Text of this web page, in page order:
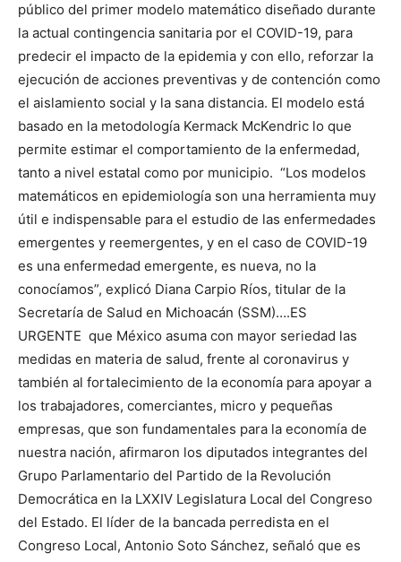
público del primer modelo matemático diseñado durante
la actual contingencia sanitaria por el COVID-19, para
predecir el impacto de la epidemia y con ello, reforzar la
ejecución de acciones preventivas y de contención como
el aislamiento social y la sana distancia. El modelo está
basado en la metodología Kermack McKendric lo que
permite estimar el comportamiento de la enfermedad,
tanto a nivel estatal como por municipio. “Los modelos
matemáticos en epidemiología son una herramienta muy
útil e indispensable para el estudio de las enfermedades
emergentes y reemergentes, y en el caso de COVID-19
es una enfermedad emergente, es nueva, no la
conocíamos”, explicó Diana Carpio Ríos, titular de la
Secretaría de Salud en Michoacán (SSM)….ES
URGENTE que México asuma con mayor seriedad las
medidas en materia de salud, frente al coronavirus y
también al fortalecimiento de la economía para apoyar a
los trabajadores, comerciantes, micro y pequeñas
empresas, que son fundamentales para la economía de
nuestra nación, afirmaron los diputados integrantes del
Grupo Parlamentario del Partido de la Revolución
Democrática en la LXXIV Legislatura Local del Congreso
del Estado. El líder de la bancada perredista en el
Congreso Local, Antonio Soto Sánchez, señaló que es